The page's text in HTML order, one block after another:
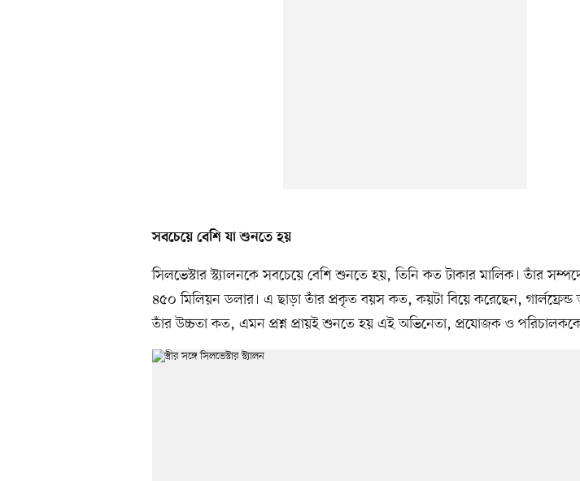
সবচেয়ে বেশি যা শুনতে হয়
সিলভেস্টার স্ট্যালনকে সবচেয়ে বেশি শুনতে হয়, তিনি কত টাকার মালিক। তাঁর
৪৫০ মিলিয়ন ডলার। এ ছাড়া তাঁর প্রকৃত বয়স কত, কয়টা বিয়ে করেছেন,
তাঁর উচ্চতা কত, এমন প্রশ্ন প্রায়ই শুনতে হয় এই অভিনেতা, প্রযোজক ও